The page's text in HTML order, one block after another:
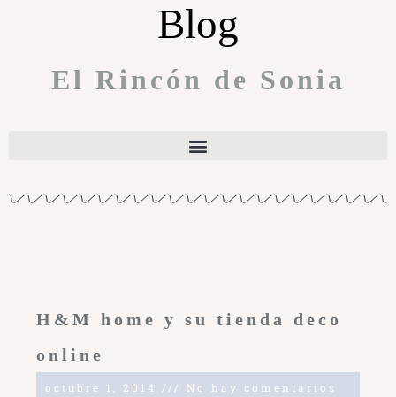
Blog
El Rincón de Sonia
H&M home y su tienda deco
online
octubre 1, 2014 No hay comentarios